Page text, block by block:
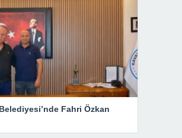
Fahri Özkan